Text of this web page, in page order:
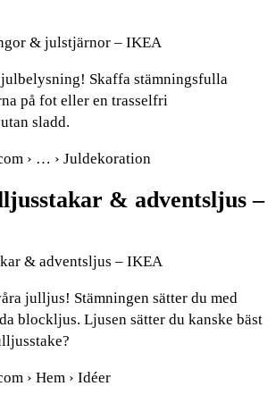
& julstjärnor – IKEA
Skaffa stämningsfulla
på fot eller en trasselfri
sladd.
› … › Juldekoration
& adventsljus –
& adventsljus – IKEA
julljus! Stämningen sätter du med
blockljus. Ljusen sätter du kanske bäst
› Hem › Idéer